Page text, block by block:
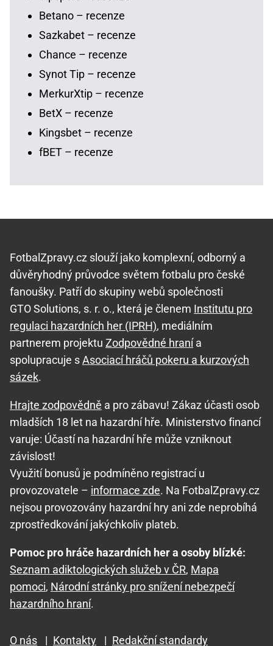
Betano – recenze
Sazkabet – recenze
Chance – recenze
Synot Tip – recenze
MerkurXtip – recenze
BetX – recenze
Kingsbet – recenze
fBET – recenze
FotbalZpravy.cz slouží jako komplexní, odborný a
důvěryhodný průvodce světem fotbalu pro české
fanoušky. Patří do skupiny webů společnosti
GTO Solutions, s. r. o., která je členem Institutu pro
regulaci hazardních her (IPRH), mediálním
partnerem projektu Zodpovědné hranía
spolupracuje sAsociací hráčů pokeru a kurzových
sázek.
Hrajte zodpovědně a pro zábavu! Zákaz účasti osob
mladších 18 let na hazardní hře. Ministerstvo financí
varuje: Účastí na hazardní hře může vzniknout
závislost!
Využití bonusů je podmíněno registrací u
provozovatele – informace zde. Na FotbalZpravy.cz
nejsou provozovány hazardní hry ani zde neprobíhá
zprostředkování jakýchkoliv plateb.
Pomoc pro hráče hazardních her a osoby blízké:
Seznam adiktologických služeb v ČR, Mapa
pomoci, Národní stránky pro snížení nebezpečí
hazardního hraní.
O nás | Kontakty | Redakční standardy